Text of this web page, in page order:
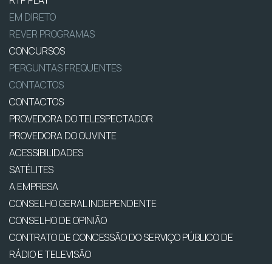
EM DIRETO
REVER PROGRAMAS
CONCURSOS
PERGUNTAS FREQUENTES
CONTACTOS
CONTACTOS
PROVEDORA DO TELESPECTADOR
PROVEDORA DO OUVINTE
ACESSIBILIDADES
SATÉLITES
A EMPRESA
CONSELHO GERAL INDEPENDENTE
CONSELHO DE OPINIÃO
CONTRATO DE CONCESSÃO DO SERVIÇO PÚBLICO DE
RÁDIO E TELEVISÃO